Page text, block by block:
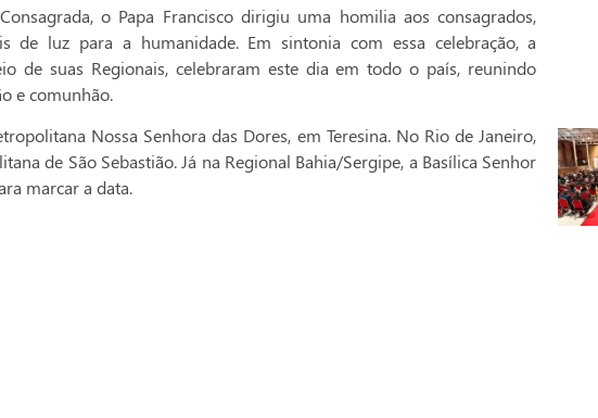
o Papa Francisco dirigiu uma homilia aos consagrados,
de luz para a humanidade. Em sintonia com essa celebração, a
de suas Regionais, celebraram este dia em todo o país, reunindo
e comunhão.
Nossa Senhora das Dores, em Teresina. No Rio de Janeiro,
de São Sebastião. Já na Regional Bahia/Sergipe, a Basílica Senhor
marcar a data.